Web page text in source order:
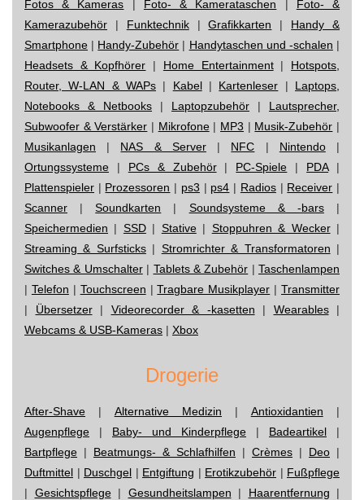
Fotos & Kameras Foto- & Kamerataschen
Foto- &
Kamerazubehör | Funktechnik|Grafikkarten | Handy &
Smartphone | Handy-Zubehör | Handytaschen und -schalen |
Headsets & Kopfhörer | Home Entertainment| Hotspots,
Router, W-LAN & WAPs | Kabel| Kartenleser | Laptops,
Notebooks & Netbooks | Laptopzubehör | Lautsprecher,
Subwoofer & Verstärker | Mikrofone| MP3 | Musik-Zubehör |
Musikanlagen | NAS & Server| NFC | Nintendo|
Ortungssysteme | PCs & Zubehör| PC-Spiele | PDA|
Plattenspieler | Prozessoren | ps3 | ps4 | Radios| Receiver |
Scanner |Soundkarten | Soundsysteme & -bars|
Speichermedien | SSD| Stative| Stoppuhren & Wecker|
Streaming & Surfsticks| Stromrichter & Transformatoren |
Switches & Umschalter| Tablets & Zubehör | Taschenlampen
| Telefon | Touchscreen |Tragbare Musikplayer | Transmitter
| Übersetzer| Videorecorder & -kasetten | Wearables|
Webcams & USB-Kameras | Xbox
Drogerie
After-Shave | Alternative Medizin | Antioxidantien |
Augenpflege | Baby- und Kinderpflege | Badeartikel |
Bartpflege | Beatmungs- & Schlafhilfen | Crèmes | Deo |
Duftmittel | Duschgel | Entgiftung | Erotikzubehör | Fußpflege
| Gesichtspflege| Gesundheitslampen | Haarentfernung |